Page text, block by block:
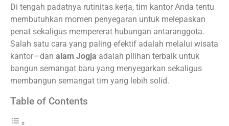
Di tengah padatnya rutinitas kerja, tim kantor Anda tentu
membutuhkan momen penyegaran untuk melepaskan
penat sekaligus mempererat hubungan antaranggota.
Salah satu cara yang paling efektif adalah melalui wisata
kantor—dan alam Jogja adalah pilihan terbaik untuk
bangun semangat baru yang menyegarkan sekaligus
membangun semangat tim yang lebih solid.
Table of Contents